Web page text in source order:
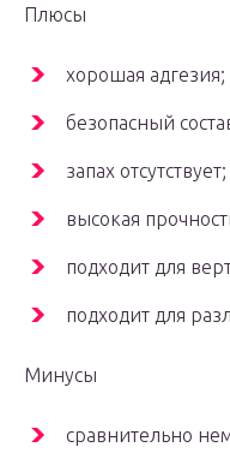
Плюсы
хорошая адгезия;
безопасный
запах отсутствует;
высокая
подходит для
подходит для
Минусы
сравнительно